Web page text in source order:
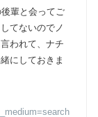
輩と会ってご
てないのでノ
われて、ナチ
にしておきま